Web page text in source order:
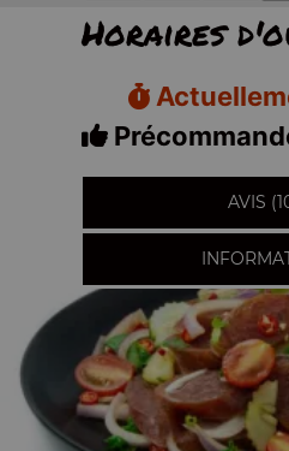
Horaires
AVIS